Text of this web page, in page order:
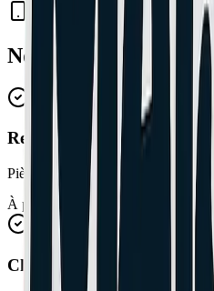
Nos Tarifs &
Remplacement d'écran
Pièces et main d'œuvre incluses
À partir de 39€
Changement de batterie